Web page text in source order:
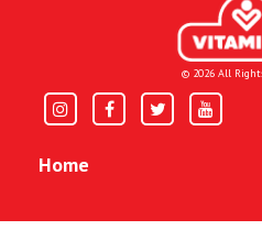
© 2026 All
Home